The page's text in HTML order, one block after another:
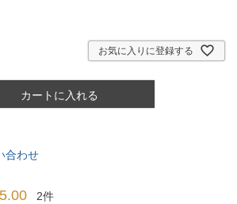
お気に入りに登録する
カートに入れる
合わせ
5.00 2